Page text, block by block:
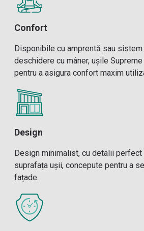
Confort
Disponibile cu amprentă sau
deschidere cu mâner, ușile
pentru a asigura confort maxim
Design
Design minimalist, cu detalii
suprafața ușii, concepute pentru a
fațade.